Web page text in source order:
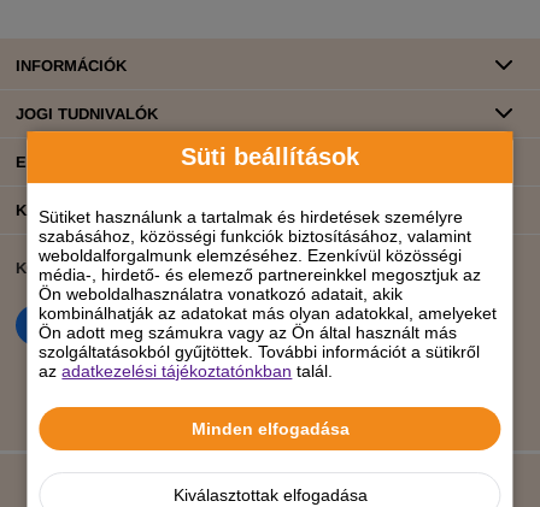
Süti beállítások
Sütiket használunk a tartalmak és hirdetések személyre
szabásához, közösségi funkciók biztosításához, valamint
weboldalforgalmunk elemzéséhez. Ezenkívül közösségi
média-, hirdető- és elemező partnereinkkel megosztjuk az
Ön weboldalhasználatra vonatkozó adatait, akik
kombinálhatják az adatokat más olyan adatokkal, amelyeket
Ön adott meg számukra vagy az Ön által használt más
szolgáltatásokból gyűjtöttek. További információt a sütikről
azadatkezelési tájékoztatónkban talál.
Minden elfogadása
Kiválasztottak elfogadása
INFORMÁCIÓK
JOGI TUDNIVALÓK
ELÉRHETŐSÉGEINK
KATEGÓRIÁK
KÖZÖSSÉGI ÉLET BANKKÁRTYÁS FIZETÉS